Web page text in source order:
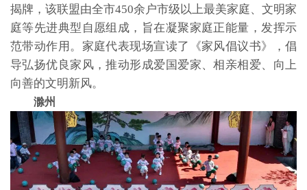
揭牌，该联盟由全市450余户市级以上最美家庭、文明家
庭等先进典型自愿组成，旨在凝聚家庭正能量，发挥示
范带动作用。家庭代表现场宣读了《家风倡议书》，倡
导弘扬优良家风，推动形成爱国爱家、相亲相爱、向上
向善的文明新风。
滁州